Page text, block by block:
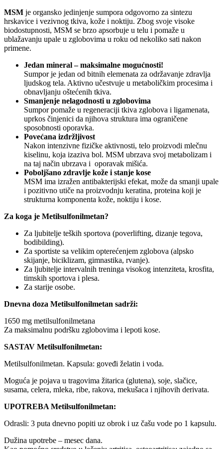
MSM je organsko jedinjenje sumpora odgovorno za sintezu
hrskavice i vezivnog tkiva, kože i noktiju. Zbog svoje visoke
biodostupnosti, MSM se brzo apsorbuje u telu i pomaže u
ublažavanju upale u zglobovima u roku od nekoliko sati nakon
primene.
Jedan mineral – maksimalne mogućnosti!
Sumpor je jedan od bitnih elemenata za održavanje zdravlja
ljudskog tela. Aktivno učestvuje u metaboličkim procesima i
obnavljanju oštećenih tkiva.
Smanjenje nelagodnosti u zglobovima
Sumpor pomaže u regeneraciji tkiva zglobova i ligamenata,
uprkos činjenici da njihova struktura ima ograničene
sposobnosti oporavka.
Povećana izdržljivost
Nakon intenzivne fizičke aktivnosti, telo proizvodi mlečnu
kiselinu, koja izaziva bol. MSM ubrzava svoj metabolizam i
na taj način ubrzava i oporavak mišića.
Poboljšano zdravlje kože i stanje kose
MSM ima izražen antibakterijski efekat, može da smanji upale
i pozitivno utiče na proizvodnju keratina, proteina koji je
strukturna komponenta kože, noktiju i kose.
Za koga je Metilsulfonilmetan?
Za ljubitelje teških sportova (poverlifting, dizanje tegova,
bodibilding).
Za sportiste sa velikim opterećenjem zglobova (alpsko
skijanje, biciklizam, gimnastika, rvanje).
Za ljubitelje intervalnih treninga visokog intenziteta, krosfita,
timskih sportova i plesa.
Za starije osobe.
Dnevna doza Metilsulfonilmetan sadrži:
1650 mg metilsulfonilmetana
Za maksimalnu podršku zglobovima i lepoti kose.
SASTAV Metilsulfonilmetan:
Metilsulfonilmetan. Kapsula: goveđi želatin i voda.
Moguća je pojava u tragovima žitarica (glutena), soje, slačice,
susama, celera, mleka, ribe, rakova, mekušaca i njihovih derivata.
UPOTREBA Metilsulfonilmetan:
Odrasli: 3 puta dnevno popiti uz obrok i uz čašu vode po 1 kapsulu.
Dužina upotrebe – mesec dana.